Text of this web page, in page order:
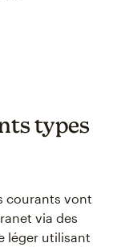
types
courants vont
via des
léger utilisant